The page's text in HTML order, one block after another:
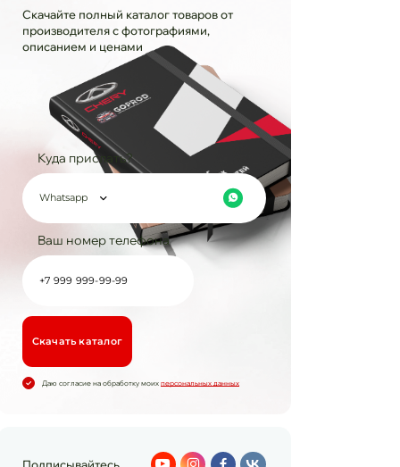
Скачайте полный каталог товаров от
производителя с фотографиями,
описанием и ценами
Куда прислать?
Whatsapp
Ваш номер телефона
Cкачать каталог
Даю согласие на обработку моих персональных данных
Подписывайтесь